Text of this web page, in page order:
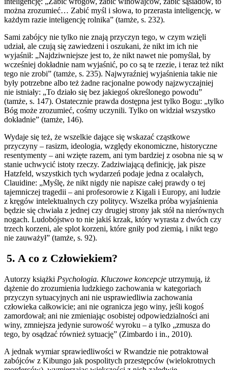
można zrozumieć… Zabić myśl i słowa, to przerasta inteligencję, w
każdym razie inteligencję rolnika” (tamże, s. 232).
Sami zabójcy nie tylko nie znają przyczyn tego, w czym wzięli
udział, ale czują się zawiedzeni i oszukani, że nikt im ich nie
wyjaśnił: „Najdziwniejsze jest to, że nikt nawet nie pomyślał, by
wcześniej dokładnie nam wyjaśnić, po co są te rzezie, i teraz też nikt
tego nie zrobi” (tamże, s. 235). Najwyraźniej wyjaśnienia takie nie
były potrzebne albo też żadne racjonalne powody najzwyczajniej
nie istniały: „To działo się bez jakiegoś określonego powodu”
(tamże, s. 147). Ostatecznie prawda dostępna jest tylko Bogu: „tylko
Bóg może zrozumieć, cośmy uczynili. Tylko on widział wszystko
dokładnie” (tamże, 146).
Wydaje się też, że wszelkie dające się wskazać cząstkowe
przyczyny – rasizm, ideologia, względy ekonomiczne, historyczne
resentymenty – ani wzięte razem, ani tym bardziej z osobna nie są w
stanie uchwycić istoty rzeczy. Zadziwiającą definicję, jak pisze
Hatzfeld, wszystkich tych wydarzeń podaje jedna z ocalałych,
Clauidine: „Myślę, że nikt nigdy nie napisze całej prawdy o tej
tajemniczej tragedii – ani profesorowie z Kigali i Europy, ani ludzie
z kręgów intelektualnych czy politycy. Wszelka próba wyjaśnienia
będzie się chwiała z jednej czy drugiej strony jak stół na nierównych
nogach. Ludobójstwo to nie jakiś krzak, który wyrasta z dwóch czy
trzech korzeni, ale splot korzeni, które gniły pod ziemią, i nikt tego
nie zauważył” (tamże, s. 92).
5. A co z Człowiekiem?
Autorzy książki Psychologia. Kluczowe koncepcje utrzymują, iż
dążenie do zrozumienia ludzkiego zachowania w kategoriach
przyczyn sytuacyjnych ani nie usprawiedliwia zachowania
człowieka całkowicie; ani nie ogranicza jego winy, jeśli kogoś
zamordował; ani nie zmieniając osobistej odpowiedzialności ani
winy, zmniejsza jedynie surowość wyroku – a tylko „zmusza do
tego, by osądzać również sytuację” (Zimbardo i in., 2010).
A jednak wymiar sprawiedliwości w Rwandzie nie potraktował
zabójców z Kibungo jak pospolitych przestępców (wielokrotnych